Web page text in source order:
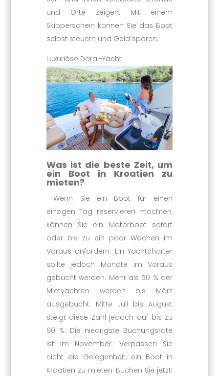
und Orte zeigen. Mit einem
Skipperschein können Sie das Boot
selbst steuern und Geld sparen.
Luxuriöse Doral-Yacht
Was ist die beste Zeit, um
ein Boot in Kroatien zu
mieten?
Wenn Sie ein Boot für einen
einzigen Tag reservieren möchten,
können Sie ein Motorboot sofort
oder bis zu ein paar Wochen im
Voraus anfordern. Ein Yachtcharter
sollte jedoch Monate im Voraus
gebucht werden. Mehr als 50 % der
Mietyachten werden bis März
ausgebucht. Mitte Juli bis August
steigt diese Zahl jedoch auf bis zu
90 %. Die niedrigste Buchungsrate
ist im November. Verpassen Sie
nicht die Gelegenheit, ein Boot in
Kroatien zu mieten. Buchen Sie jetzt!